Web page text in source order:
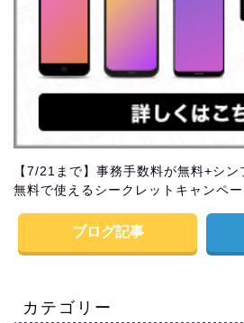
【7/21まで】事務手数料が無料+シ
無料で使えるシークレットキャンペ
ブログ記事
カテゴリー